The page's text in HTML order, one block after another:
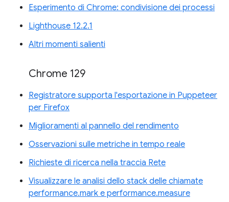
Esperimento di Chrome: condivisione dei processi
Lighthouse 12.2.1
Altri momenti salienti
Chrome 129
Registratore supporta l'esportazione in Puppeteer
per Firefox
Miglioramenti al pannello del rendimento
Osservazioni sulle metriche in tempo reale
Richieste di ricerca nella traccia Rete
Visualizzare le analisi dello stack delle chiamate
performance.mark e performance.measure